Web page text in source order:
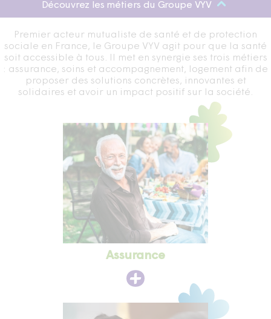
Découvrez les métiers du Groupe VYV
Premier acteur mutualiste de santé et de protection
sociale en France, le Groupe VYV agit pour que la santé
soit accessible à tous. Il met en synergie ses trois métiers
: assurance, soins et accompagnement, logement afin de
proposer des solutions concrètes, innovantes et
solidaires et avoir un impact positif sur la société.
Assurance